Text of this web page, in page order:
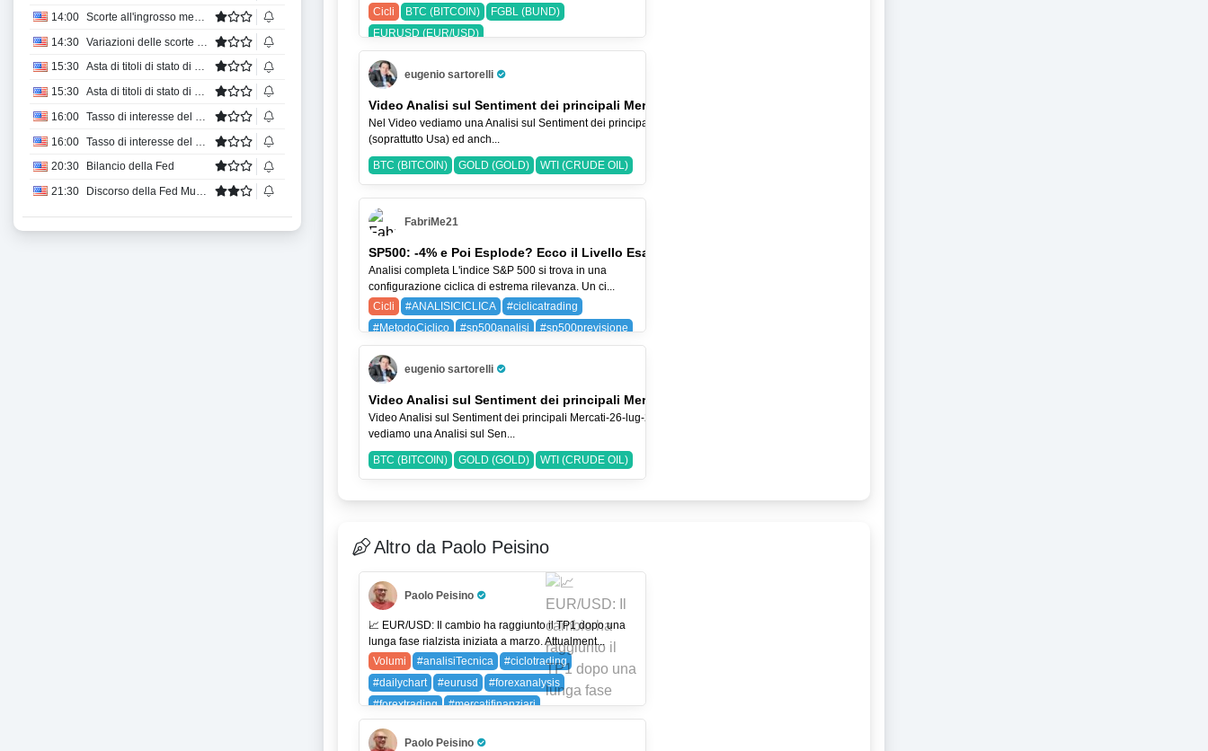
Cicli
BTC (BITCOIN)
FGBL (BUND)
EURUSD (EUR/USD)
eugenio sartorelli
Pro Trader
Video Analisi sul Sentiment dei principali Mercati-2-ago-2026
Nel Video vediamo una Analisi sul Sentiment dei principali Indici Azionari
(soprattutto Usa) ed anch...
BTC (BITCOIN) GOLD (GOLD) WTI (CRUDE OIL)
FabriMe21
SP500: -4% e Poi Esplode? Ecco il Livello Esatto
Analisi completa L'indice S&P 500 si trova in una
configurazione ciclica di estrema rilevanza. Un ci...
Cicli
#ANALISICICLICA
#ciclicatrading
#MetodoCiclico
#sp500analisi
#sp500previsione
SPX (SP 500)
eugenio sartorelli
Pro Trader
Video Analisi sul Sentiment dei principali Mercati-26-lug-2026
Video Analisi sul Sentiment dei principali Mercati-26-lug-2026 Nel Video
vediamo una Analisi sul Sen...
BTC (BITCOIN) GOLD (GOLD) WTI (CRUDE OIL)
Altro da Paolo Peisino
Paolo Peisino
Pro Trader
📈 EUR/USD: Il cambio ha raggiunto il TP1 dopo una
lunga fase rialzista iniziata a marzo. Attualment...
Volumi
#analisiTecnica
#ciclotrading
#dailychart
#eurusd
#forexanalysis
#forextrading
#mercatifinanziari
#traderlife
#tradingitalia
Paolo Peisino
14:00
Scorte all'ingrosso mese su mese
14:30
15:30
Asta di titoli di stato di 4 settimane
15:30
Asta di titoli di stato di 8 settimane
16:00
16:00
20:30
Bilancio della Fed
21:30
Discorso della Fed Muslim